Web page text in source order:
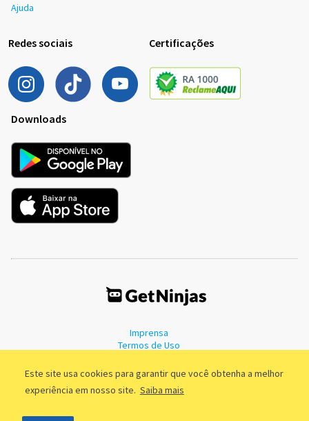
Este site usa cookies para garantir que você obtenha a melhor
experiência em nosso site. Saiba mais
Ajuda
Redes sociais Certificações
Downloads
Imprensa
Termos de Uso
©2011 - 2026, GetNinjas LTDA. CNPJ 55.744.877/0001-89 - Rua Dr.